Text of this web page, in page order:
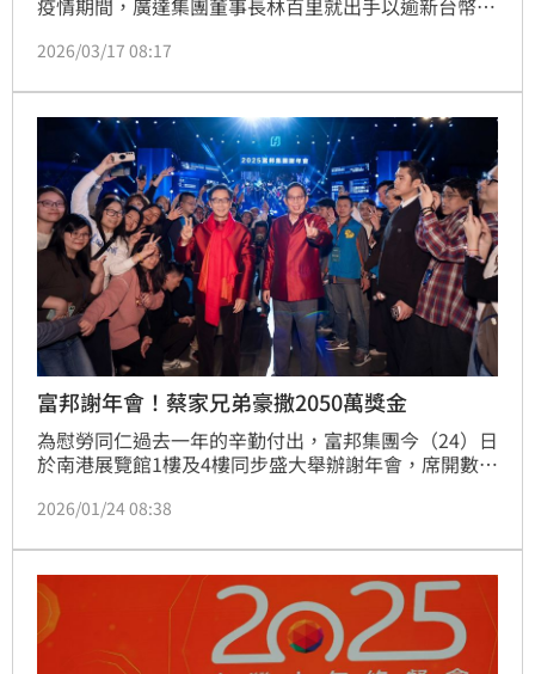
疫情期間，廣達集團董事長林百里就出手以逾新台幣20
更被譽為私人飛機界的勞斯萊斯，而鍾情於這款飛機的
仲立、國巨董事長陳泰銘以及遠東集團董事長徐旭東等
重量級大佬。
2026/03/17 08:17
富邦謝年會！蔡家兄弟豪撒2050萬獎金
為慰勞同仁過去一年的辛勤付出，富邦集團今（24）日
於南港展覽館1樓及4樓同步盛大舉辦謝年會，席開數百
出亮麗成績單，不僅連續第五年穩居台灣第一大集團寶
（EPS）獲利王。為了讓員工開心過好年，今年謝年會
總摸彩獎金高達約2,050萬元，整體中獎率更衝上
84%，創下歷年新高。
2026/01/24 08:38